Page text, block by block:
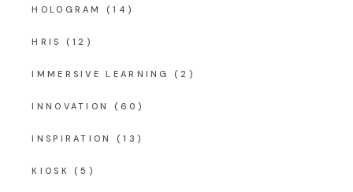
HOLOGRAM (14)
HRIS (12)
IMMERSIVE LEARNING (2)
INNOVATION (60)
INSPIRATION (13)
KIOSK (5)